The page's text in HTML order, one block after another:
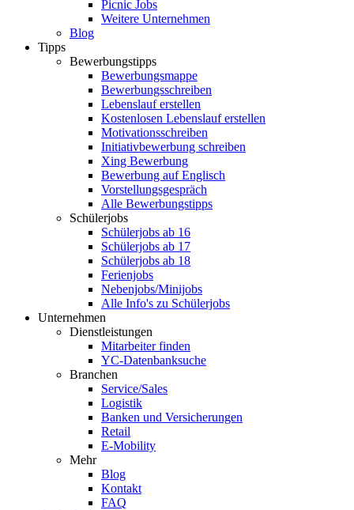
Picnic Jobs
Weitere Unternehmen
Blog
Tipps
Bewerbungstipps
Bewerbungsmappe
Bewerbungsschreiben
Lebenslauf erstellen
Kostenlosen Lebenslauf erstellen
Motivationsschreiben
Initiativbewerbung schreiben
Xing Bewerbung
Bewerbung auf Englisch
Vorstellungsgespräch
Alle Bewerbungstipps
Schülerjobs
Schülerjobs ab 16
Schülerjobs ab 17
Schülerjobs ab 18
Ferienjobs
Nebenjobs/Minijobs
Alle Info's zu Schülerjobs
Unternehmen
Dienstleistungen
Mitarbeiter finden
YC-Datenbanksuche
Branchen
Service/Sales
Logistik
Banken und Versicherungen
Retail
E-Mobility
Mehr
Blog
Kontakt
FAQ